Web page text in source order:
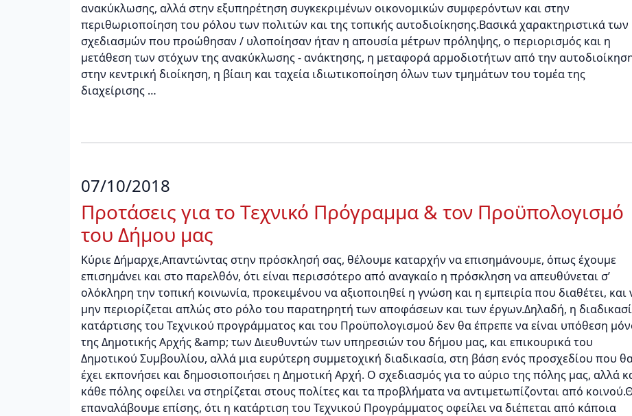
ανακύκλωσης, αλλά στην εξυπηρέτηση συγκεκριμένων οικονομικών συμφερόντων και στην
περιθωριοποίηση του ρόλου των πολιτών και της τοπικής αυτοδιοίκησης.Βασικά χαρακτηριστικά των
σχεδιασμών που προώθησαν / υλοποίησαν ήταν η απουσία μέτρων πρόληψης, ο περιορισμός και η
μετάθεση των στόχων της ανακύκλωσης - ανάκτησης, η μεταφορά αρμοδιοτήτων από την
στην κεντρική διοίκηση, η βίαιη και ταχεία ιδιωτικοποίηση όλων των τμημάτων του τομέα της
διαχείρισης …
07/10/2018
Προτάσεις για το Τεχνικό Πρόγραμμα & τον Προϋπολογισμό
του Δήμου μας
Κύριε Δήμαρχε,Απαντώντας στην πρόσκλησή σας, θέλουμε καταρχήν να επισημάνουμε, όπως έχουμε
επισημάνει και στο παρελθόν, ότι είναι περισσότερο από αναγκαίο η πρόσκληση να απευθύνεται σ’
ολόκληρη την τοπική κοινωνία, προκειμένου να αξιοποιηθεί η γνώση και η εμπειρία που διαθέτει, και
μην περιορίζεται απλώς στο ρόλο του παρατηρητή των αποφάσεων και των έργων.Δηλαδή, η
κατάρτισης του Τεχνικού προγράμματος και του Προϋπολογισμού δεν θα έπρεπε να είναι υπόθεση
της Δημοτικής Αρχής &amp; των Διευθυντών των υπηρεσιών του δήμου μας, και επικουρικά του
Δημοτικού Συμβουλίου, αλλά μια ευρύτερη συμμετοχική διαδικασία, στη βάση ενός προσχεδίου που
έχει εκπονήσει και δημοσιοποιήσει η Δημοτική Αρχή. Ο σχεδιασμός για το αύριο της πόλης μας, αλλά
κάθε πόλης οφείλει να στηρίζεται στους πολίτες και τα προβλήματα να αντιμετωπίζονται από
επαναλάβουμε επίσης, ότι η κατάρτιση του Τεχνικού Προγράμματος οφείλει να διέπεται από κάποια